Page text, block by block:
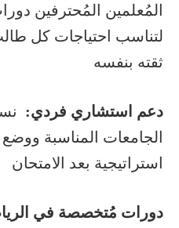
المُعلمين المُحترفين
لتناسب احتياجات كل
ثقته بنفسه
دعم استشاري فردي:
الجامعات المناسبة
استراتيجية بعد الامتحان
دورات مُتخصصة في